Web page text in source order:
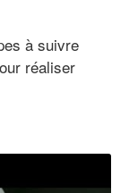
à suivre
réaliser